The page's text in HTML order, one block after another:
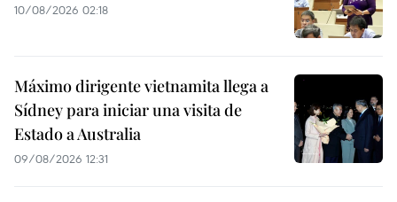
10/08/2026 02:18
Máximo dirigente vietnamita llega a
Sídney para iniciar una visita de
Estado a Australia
09/08/2026 12:31